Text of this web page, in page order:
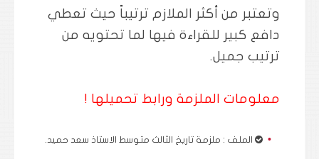
وتعتبر من أكثر الملازم ترتيباً حيث تعطي
دافع كبير للقراءة فيها لما تحتويه من
ترتيب جميل.
معلومات الملزمة ورابط تحميلها !
الملف : ملزمة تاريخ الثالث متوسط الاستاذ سعد حميد.